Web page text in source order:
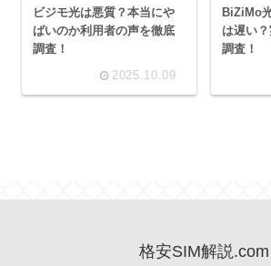
ビジモ光は悪質？本当にや
ばいのか利用者の声を徹底
調査！
2025.10.09
BiZiMo
は遅い
調査！
格安SIM解説.com